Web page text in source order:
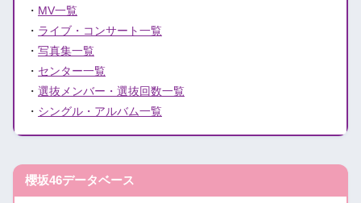
・ MV一覧
・ ライブ・コンサート一覧
・写真集一覧
・ センター一覧
・選抜メンバー・選抜回数一覧
・ シングル・アルバム一覧
櫻坂46データベース